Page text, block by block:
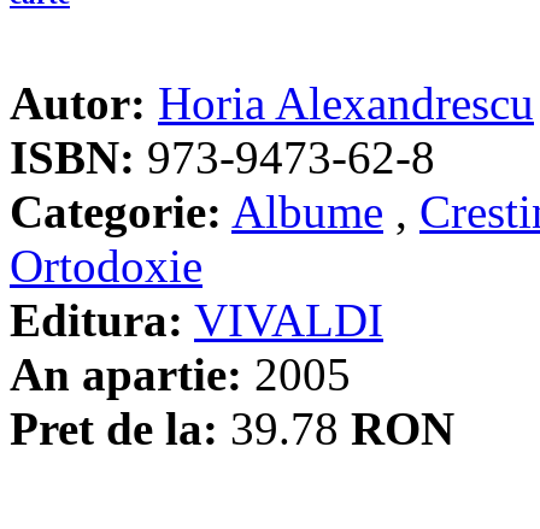
Autor: Horia Alexandrescu
ISBN: 973-9473-62-8
Categorie: Albume ,
Ortodoxie
Editura: VIVALDI
An apartie: 2005
Pret de la: 39.78 RON